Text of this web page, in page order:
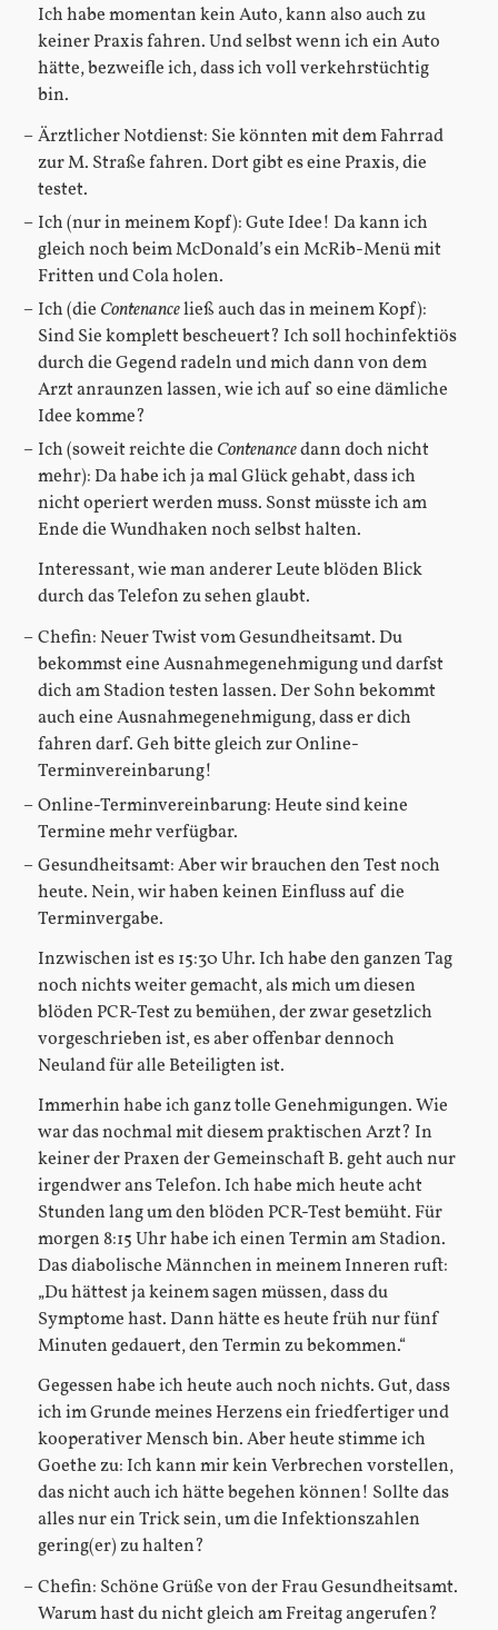
Ich habe momentan kein Auto, kann also auch zu
keiner Praxis fahren. Und selbst wenn ich ein Auto
hätte, bezweifle ich, dass ich voll verkehrstüchtig
bin.
Ärztlicher Notdienst: Sie könnten mit dem Fahrrad
zur M. Straße fahren. Dort gibt es eine Praxis, die
testet.
Ich (nur in meinem Kopf): Gute Idee! Da kann ich
gleich noch beim McDonald’s ein McRib-Menü mit
Fritten und Cola holen.
Ich (die Contenanceließ auch das in meinem Kopf):
Sind Sie komplett bescheuert? Ich soll hochinfektiös
durch die Gegend radeln und mich dann von dem
Arzt anraunzen lassen, wie ich auf so eine dämliche
Idee komme?
Ich (soweit reichte die Contenancedann doch nicht
mehr): Da habe ich ja mal Glück gehabt, dass ich
nicht operiert werden muss. Sonst müsste ich am
Ende die Wundhaken noch selbst halten.
Interessant, wie man anderer Leute blöden Blick
durch das Telefon zu sehen glaubt.
Chefin: Neuer Twist vom Gesundheitsamt. Du
bekommst eine Ausnahmegenehmigung und darfst
dich am Stadion testen lassen. Der Sohn bekommt
auch eine Ausnahmegenehmigung, dass er dich
fahren darf. Geh bitte gleich zur Online-
Terminvereinbarung!
Online-Terminvereinbarung: Heute sind keine
Termine mehr verfügbar.
Gesundheitsamt: Aber wir brauchen den Test noch
heute. Nein, wir haben keinen Einfluss auf die
Terminvergabe.
Inzwischen ist es 15:30 Uhr. Ich habe den ganzen Tag
noch nichts weiter gemacht, als mich um diesen
blöden PCR-Test zu bemühen, der zwar gesetzlich
vorgeschrieben ist, es aber offenbar dennoch
Neuland für alle Beteiligten ist.
Immerhin habe ich ganz tolle Genehmigungen. Wie
war das nochmal mit diesem praktischen Arzt? In
keiner der Praxen der Gemeinschaft B. geht auch nur
irgendwer ans Telefon. Ich habe mich heute acht
Stunden lang um den blöden PCR-Test bemüht. Für
morgen 8:15 Uhr habe ich einen Termin am Stadion.
Das diabolische Männchen in meinem Inneren ruft:
„Du hättest ja keinem sagen müssen, dass du
Symptome hast. Dann hätte es heute früh nur fünf
Minuten gedauert, den Termin zu bekommen.“
Gegessen habe ich heute auch noch nichts. Gut, dass
ich im Grunde meines Herzens ein friedfertiger und
kooperativer Mensch bin. Aber heute stimme ich
Goethe zu: Ich kann mir kein Verbrechen vorstellen,
das nicht auch ich hätte begehen können! Sollte das
alles nur ein Trick sein, um die Infektionszahlen
gering(er) zu halten?
Chefin: Schöne Grüße von der Frau Gesundheitsamt.
Warum hast du nicht gleich am Freitag angerufen?